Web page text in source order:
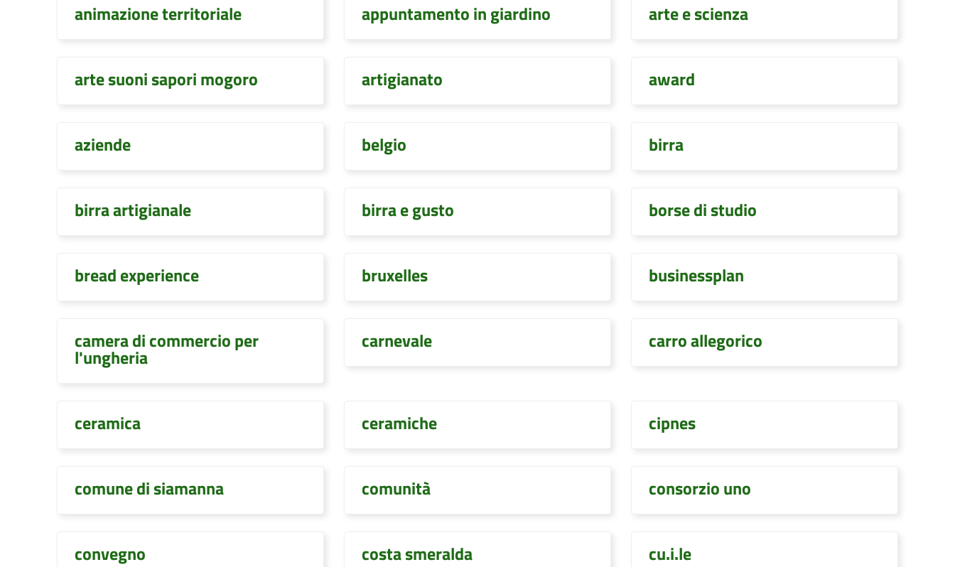
animazione territoriale appuntamento in giardino arte e scienza
arte suoni sapori mogoro artigianato award
aziende belgio birra
birra artigianale birra e gusto borse di studio
bread experience bruxelles businessplan
camera di commercio per
l'ungheria
carnevale carro allegorico
ceramica ceramiche cipnes
comune di siamanna comunità consorzio uno
convegno costa smeralda cu.i.le